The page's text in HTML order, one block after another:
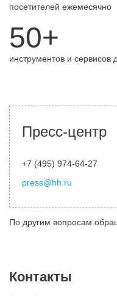
посетителей ежемесячно
50+
инструментов и
Пресс-центр
+7 (495) 974-64-27
press@hh.ru
По другим вопросам
Контакты